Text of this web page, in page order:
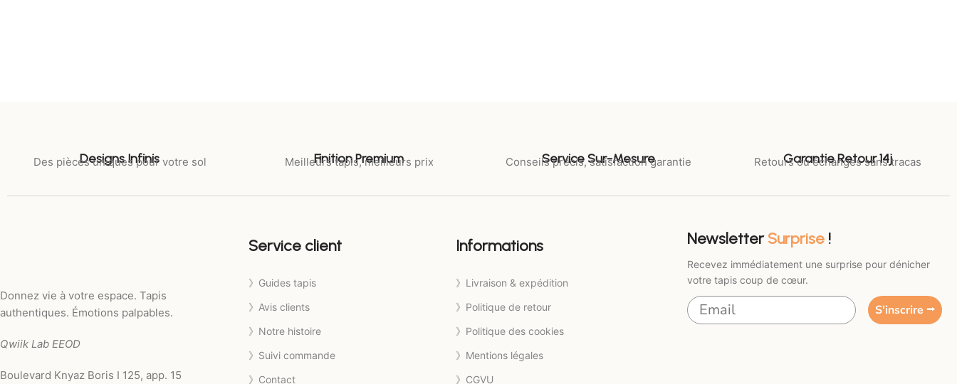
Designs Infinis
Des pièces uniques pour votre sol Finition Premium
Meilleurs tapis, meilleurs prix Service Sur-Mesure
Conseils précis, satisfaction garantie Garantie Retour 14j
Retours ou échanges sans tracas
Donnez vie à votre espace. Tapis
authentiques. Émotions palpables.
Qwiik Lab EEOD
Boulevard Knyaz Boris I 125, app. 15
Service client
》Guides tapis
》Avis clients
》Notre histoire
》Suivi commande
》Contact
Informations
》Livraison & expédition
》Politique de retour
》Politique des cookies
》Mentions légales
》CGVU
NewsletterSurprise !
Recevez immédiatement une surprise pour dénicher
votre tapis coup de cœur.
S'inscrire ⭢